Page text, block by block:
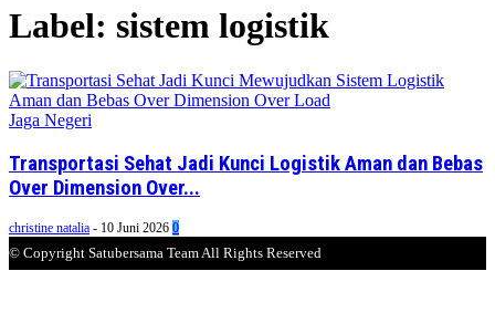
Label: sistem logistik
Jaga Negeri
Transportasi Sehat Jadi Kunci Logistik Aman dan Bebas
Over Dimension Over...
christine natalia - 10 Juni 2026 0
© Copyright Satubersama Team All Rights Reserved